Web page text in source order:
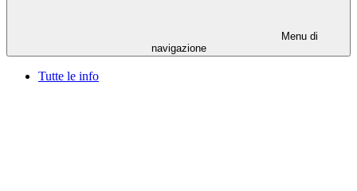
Menu di
navigazione
Tutte le info